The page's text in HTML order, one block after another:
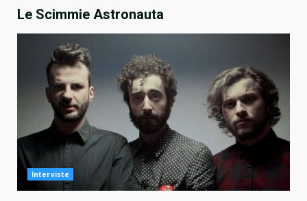
Le Scimmie Astronauta
Interviste